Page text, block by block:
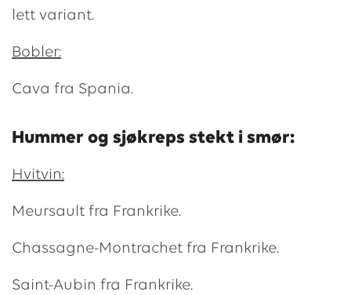
lett variant.
Bobler:
Cava fra Spania.
Hummer og sjøkreps stekt i smør:
Hvitvin:
Meursault fra Frankrike.
Chassagne-Montrachet fra Frankrike.
Saint-Aubin fra Frankrike.